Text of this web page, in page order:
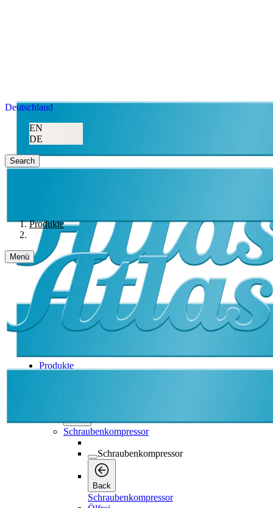
Deutschland
EN
DE
Search
Produkte
Menü
Produkte
Back
Schraubenkompressor
Schraubenkompressor
Back
Schraubenkompressor